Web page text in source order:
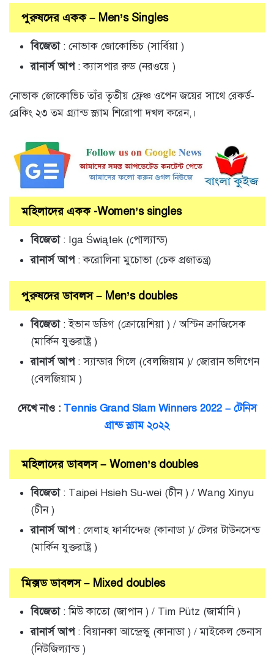
পুরুষদের একক – Men’s Singles
বিজেতা : নোভাক জোকোভিচ (সার্বিয়া )
রানার্স আপ: ক্যাসপার রুড (নরওয়ে )
নোভাক জোকোভিচ তাঁর তৃতীয় ফ্রেঞ্চ ওপেন জয়ের সাথে রেকর্ড-
ব্রেকিং ২৩ তম গ্র্যান্ড স্ল্যাম শিরোপা দখল করেন,।
মহিলাদের একক -Women’s singles
বিজেতা : Iga Świątek (পোল্যান্ড)
রানার্স আপ: করোলিনা মুচোভা (চেক প্রজাতন্ত্র)
পুরুষদের ডাবলস – Men’s doubles
বিজেতা : ইভান ডডিগ (ক্রোয়েশিয়া ) / অস্টিন ক্রাজিসেক
(মার্কিন যুক্তরাষ্ট্র )
রানার্স আপ: স্যান্ডার গিলে (বেলজিয়াম )/ জোরান ভলিগেন
(বেলজিয়াম )
দেখে নাও : Tennis Grand Slam Winners 2022 – টেনিস
গ্রান্ড স্ল্যাম ২০২২
মহিলাদের ডাবলস – Women’s doubles
বিজেতা : Taipei Hsieh Su-wei (চীন ) / Wang Xinyu
(চীন )
রানার্স আপ: লেলাহ ফার্নান্দেজ (কানাডা )/ টেলর টাউনসেন্ড
(মার্কিন যুক্তরাষ্ট্র )
মিক্সড ডাবলস – Mixed doubles
বিজেতা : মিউ কাতো (জাপান ) / Tim Pütz (জার্মানি )
রানার্স আপ: বিয়ানকা আন্দ্রেস্কু (কানাডা ) / মাইকেল ভেনাস
(নিউজিল্যান্ড )